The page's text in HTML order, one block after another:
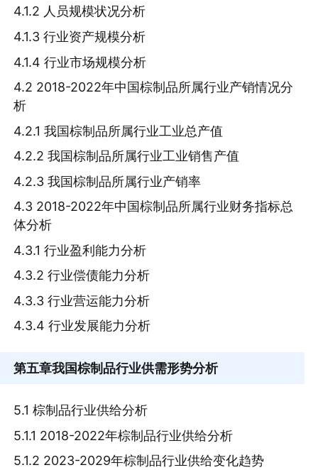
4.1.2 人员规模状况分析
4.1.3 行业资产规模分析
4.1.4 行业市场规模分析
4.2 2018-2022年中国棕制品所属行业产销情况分
析
4.2.1 我国棕制品所属行业工业总产值
4.2.2 我国棕制品所属行业工业销售产值
4.2.3 我国棕制品所属行业产销率
4.3 2018-2022年中国棕制品所属行业财务指标总
体分析
4.3.1 行业盈利能力分析
4.3.2 行业偿债能力分析
4.3.3 行业营运能力分析
4.3.4 行业发展能力分析
第五章我国棕制品行业供需形势分析
5.1 棕制品行业供给分析
5.1.1 2018-2022年棕制品行业供给分析
5.1.2 2023-2029年棕制品行业供给变化趋势